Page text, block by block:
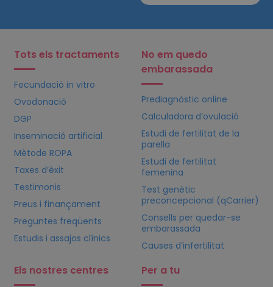
Tots els tractaments
Fecundació in vitro
Ovodonació
DGP
Inseminació artificial
Mètode ROPA
Taxes d’èxit
Testimonis
Preus i finançament
Preguntes freqüents
Estudis i assajos clínics
No em quedo
embarassada
Prediagnòstic online
Calculadora d’ovulació
Estudi de fertilitat de la
parella
Estudi de fertilitat
femenina
Test genètic
preconcepcional (qCarrier)
Consells per quedar-se
embarassada
Causes d’infertilitat
Els nostres centres Per a tu